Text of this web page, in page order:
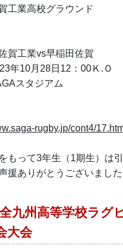
工業高校グラウンド
賀工業vs早稲田佐賀
年10月28日12：00Ｋ.Ｏ
スタジアム
rugby.jp/cont4/
もって3年生（1期生）は
援ありがとうございました
九州高等学校ラグ
大会